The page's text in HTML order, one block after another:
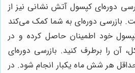
دوره‌ای کپسول آتش نشانی نیز از
بازرسی دوره‌ای به شما کمک می‌کند
خود اطمینان حاصل کرده و در
آن را برطرف کنید. بازرسی دوره‌ای
هر شش ماه یکبار انجام شود. در